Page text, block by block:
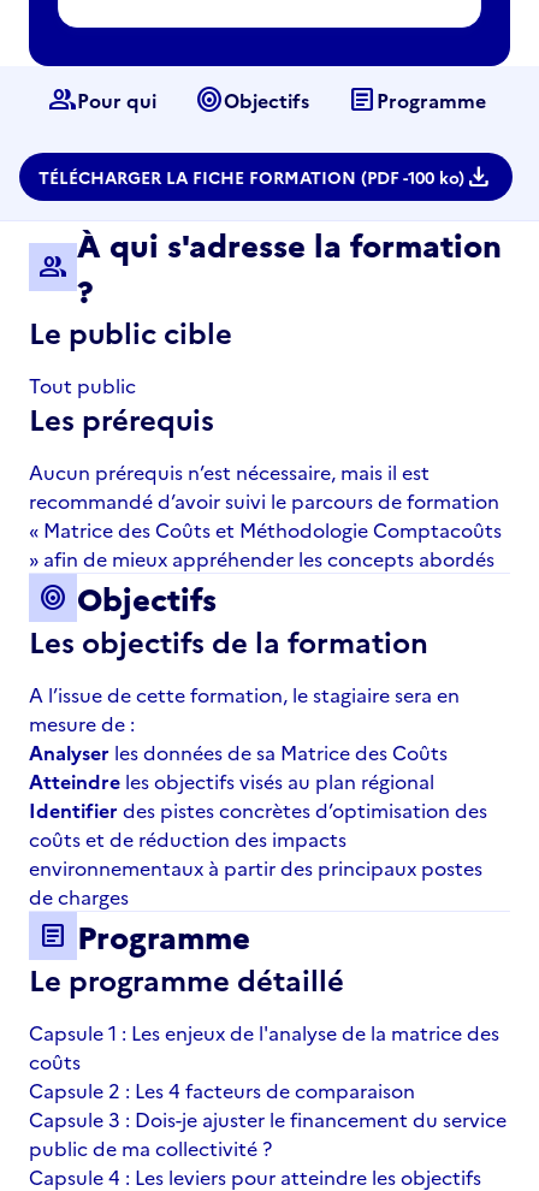
groupPour qui targetObjectifs articleProgramme
TÉLÉCHARGER LA FICHE FORMATION (PDF -100 ko) download
group
À qui s'adresse la formation
?
Le public cible
Tout public
Les prérequis
Aucun prérequis n’est nécessaire, mais il est
recommandé d’avoir suivi le parcours de formation
« Matrice des Coûts et Méthodologie Comptacoûts
» afin de mieux appréhender les concepts abordés
target Objectifs
Les objectifs de la formation
A l’issue de cette formation, le stagiaire sera en
mesure de :
Analyser les données de sa Matrice des Coûts
Atteindre les objectifs visés au plan régional
Identifier des pistes concrètes d’optimisation des
coûts et de réduction des impacts
environnementaux à partir des principaux postes
de charges
article Programme
Le programme détaillé
Capsule 1 : Les enjeux de l'analyse de la matrice des
coûts
Capsule 2 : Les 4 facteurs de comparaison
Capsule 3 : Dois-je ajuster le financement du service
public de ma collectivité ?
Capsule 4 : Les leviers pour atteindre les objectifs